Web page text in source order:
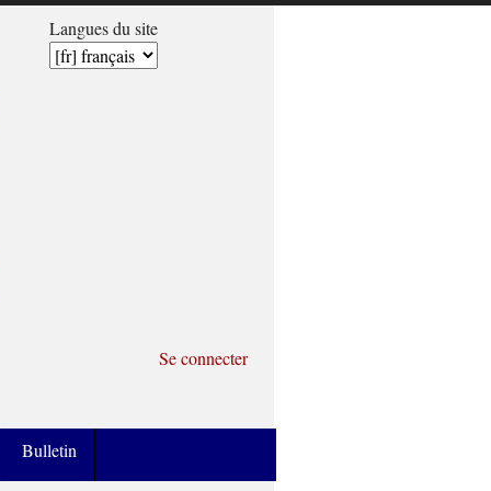
Se connecter
Langues du site
Bulletin